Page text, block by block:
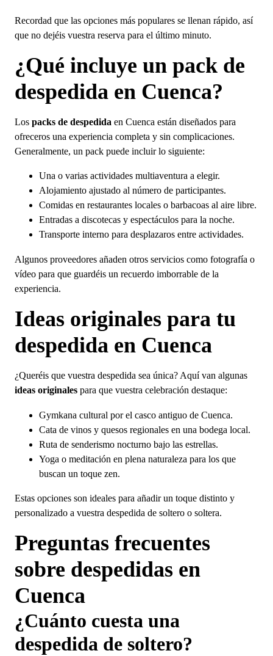
Recordad que las opciones más populares se llenan rápido, así
que no dejéis vuestra reserva para el último minuto.
¿Qué incluye un pack de
despedida en Cuenca?
Los packs de despedida en Cuenca están diseñados para
ofreceros una experiencia completa y sin complicaciones.
Generalmente, un pack puede incluir lo siguiente:
Una o varias actividades multiaventura a elegir.
Alojamiento ajustado al número de participantes.
Comidas en restaurantes locales o barbacoas al aire libre.
Entradas a discotecas y espectáculos para la noche.
Transporte interno para desplazaros entre actividades.
Algunos proveedores añaden otros servicios como fotografía o
vídeo para que guardéis un recuerdo imborrable de la
experiencia.
Ideas originales para tu
despedida en Cuenca
¿Queréis que vuestra despedida sea única? Aquí van algunas
ideas originales para que vuestra celebración destaque:
Gymkana cultural por el casco antiguo de Cuenca.
Cata de vinos y quesos regionales en una bodega local.
Ruta de senderismo nocturno bajo las estrellas.
Yoga o meditación en plena naturaleza para los que
buscan un toque zen.
Estas opciones son ideales para añadir un toque distinto y
personalizado a vuestra despedida de soltero o soltera.
Preguntas frecuentes
sobre despedidas en
Cuenca
¿Cuánto cuesta una
despedida de soltero?